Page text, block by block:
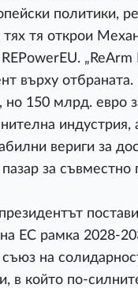
политики,
тя открои
върху
но 150 млрд. евро
вериги за
за съвместно
ЕС рамка 2028-
на
в който по-